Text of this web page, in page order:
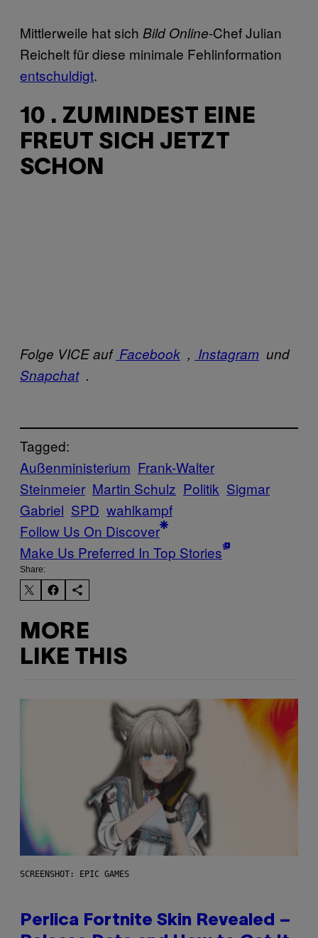
Mittlerweile hat sich Bild Online-Chef Julian
Reichelt für diese minimale Fehlinformation
entschuldigt.
10 . ZUMINDEST EINE
FREUT SICH JETZT
SCHON
Folge VICE auf Facebook , Instagram und
Snapchat.
Tagged:
Außenministerium Frank-Walter
Steinmeier Martin Schulz Politik Sigmar
Gabriel SPD wahlkampf
Follow Us On Discover
Make Us Preferred In Top Stories
Share:
MORE
LIKE THIS
SCREENSHOT: EPIC GAMES
Perlica Fortnite Skin Revealed –